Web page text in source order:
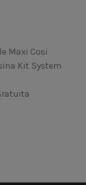
Maxi Cosi
Kit System